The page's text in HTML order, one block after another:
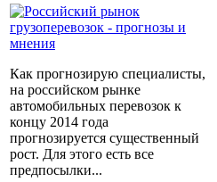
Как прогнозирую специалисты,
на российском рынке
автомобильных перевозок к
концу 2014 года
прогнозируется существенный
рост. Для этого есть все
предпосылки...